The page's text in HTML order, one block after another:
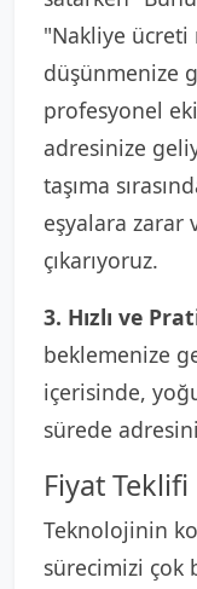
"Nakliye ücreti
düşünmenize
profesyonel
adresinize
taşıma
eşyalara zarar
çıkarıyoruz.
3. Hızlı ve
beklemenize
içerisinde,
sürede
Fiyat
Teknolojinin
sürecimizi çok